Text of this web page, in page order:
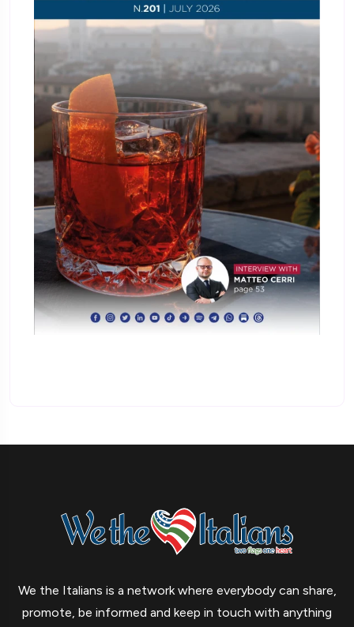
We the Italians is a network where everybody can share,
promote, be informed and keep in touch with anything